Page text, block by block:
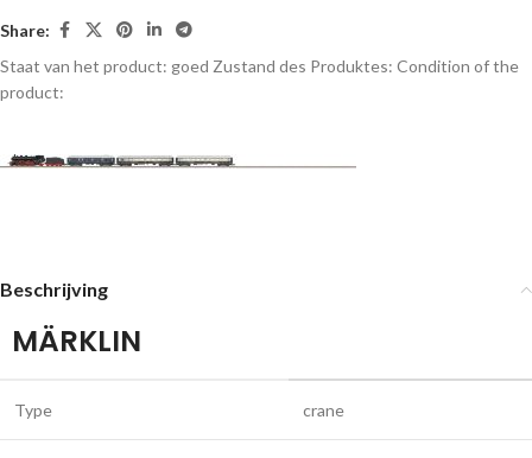
Share:
Staat van het product: goed Zustand des Produktes: Condition of the
product:
Beschrijving
MÄRKLIN
Type crane